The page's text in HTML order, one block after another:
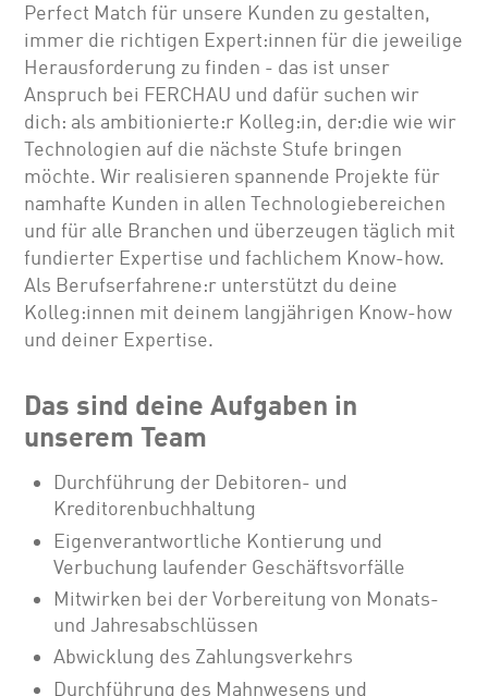
Perfect Match für unsere Kunden zu gestalten,
immer die richtigen Expert:innen für die jeweilige
Herausforderung zu finden - das ist unser
Anspruch bei FERCHAU und dafür suchen wir
dich: als ambitionierte:r Kolleg:in, der:die wie wir
Technologien auf die nächste Stufe bringen
möchte. Wir realisieren spannende Projekte für
namhafte Kunden in allen Technologiebereichen
und für alle Branchen und überzeugen täglich mit
fundierter Expertise und fachlichem Know-how.
Als Berufserfahrene:r unterstützt du deine
Kolleg:innen mit deinem langjährigen Know-how
und deiner Expertise.
Das sind deine Aufgaben in
unserem Team
Durchführung der Debitoren- und
Kreditorenbuchhaltung
Eigenverantwortliche Kontierung und
Verbuchung laufender Geschäftsvorfälle
Mitwirken bei der Vorbereitung von Monats-
und Jahresabschlüssen
Abwicklung des Zahlungsverkehrs
Durchführung des Mahnwesens und